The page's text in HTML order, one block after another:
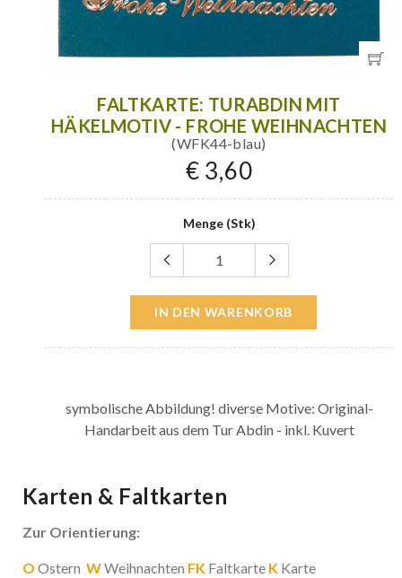
FALTKARTE: TURABDIN MIT
HÄKELMOTIV - FROHE WEIHNACHTEN
(WFK44-blau)
€ 3,60
Menge (Stk)
IN DEN WARENKORB
symbolische Abbildung! diverse Motive: Original-
Handarbeit aus dem Tur Abdin - inkl. Kuvert
Karten & Faltkarten
Zur Orientierung:
O Ostern WWeihnachten FK Faltkarte K Karte